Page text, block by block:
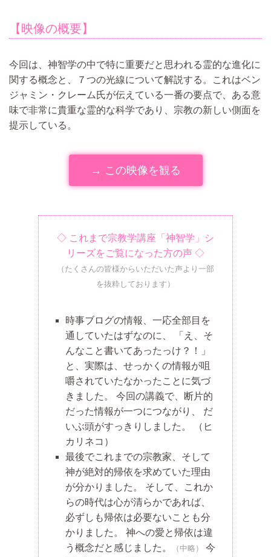
【映像の概要】
今回は、神智学の中で特に重要だと思われる霊的な進化に
関する概念と、７つの光線について解説する。これはベン
ジャミン・クレーム氏が伝えている一番の要点で、ある意
味で非常に貴重な霊的な科学であり、宗教の新しい側面を
提示している。
→ この映像を観る
◇ これまで宗教学講座「神智学」シ
リーズをご覧になった方の声 ◇
（たくさんの皆様からいただいた声より一部
を抜粋しております）
時事ブログの情報、一応全部目を
通していたはずなのに、 「え、そ
んなこと書いてあったっけ？！」
と、実際は、せっかくの情報が咀
嚼されていたなかったことに気づ
きました。 今回の講義で、断片的
だった情報が一つにつながり、 だ
いぶ頭がすっきりしました。
（ヒ
カリネコ）
最後でこれまでの宗教家、そして
神が絶対的帰依を求めていた理由
が分かりました。 そして、これか
らの時代は心が清らかであれば、
必ずしも帰依は必要ないことも分
かりました。 神への愛と帰依は違
う概念だと感じました。
（中略）
今